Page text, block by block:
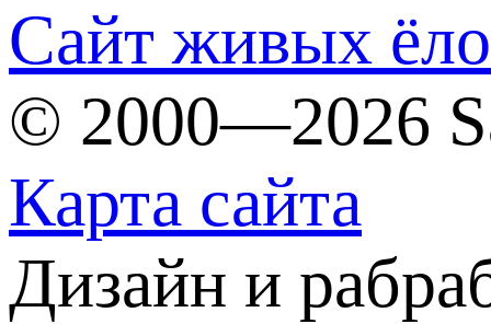
Сайт живых
© 2000—2026
Карта сайта
Дизайн и